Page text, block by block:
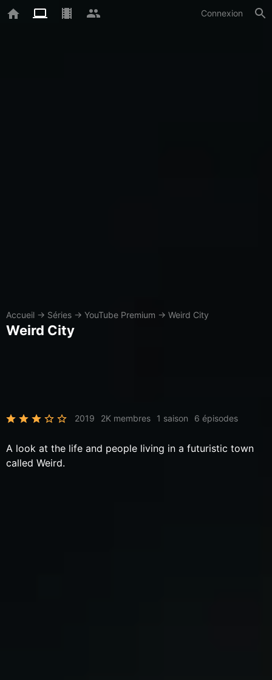
Connexion
Accueil → Séries → YouTube Premium → Weird City
Weird City
2019 2K membres 1 saison 6 épisodes
A look at the life and people living in a futuristic town
called Weird.